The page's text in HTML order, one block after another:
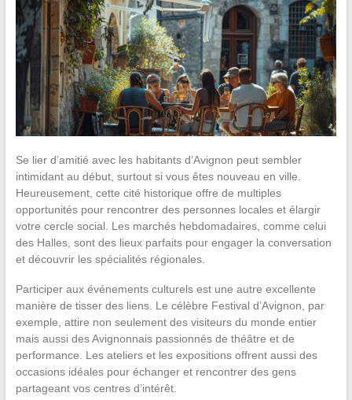
Se lier d’amitié avec les habitants d’Avignon peut sembler
intimidant au début, surtout si vous êtes nouveau en ville.
Heureusement, cette cité historique offre de multiples
opportunités pour rencontrer des personnes locales et élargir
votre cercle social. Les marchés hebdomadaires, comme celui
des Halles, sont des lieux parfaits pour engager la conversation
et découvrir les spécialités régionales.
Participer aux événements culturels est une autre excellente
manière de tisser des liens. Le célèbre Festival d’Avignon, par
exemple, attire non seulement des visiteurs du monde entier
mais aussi des Avignonnais passionnés de théâtre et de
performance. Les ateliers et les expositions offrent aussi des
occasions idéales pour échanger et rencontrer des gens
partageant vos centres d’intérêt.